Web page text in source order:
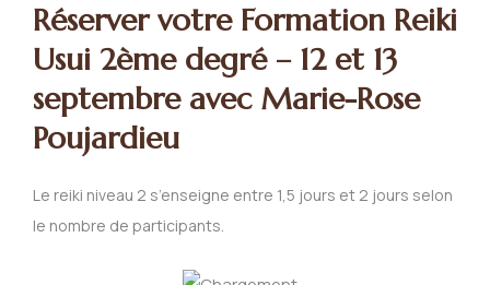
Réserver votre Formation Reiki
Usui 2ème degré – 12 et 13
septembre avec Marie-Rose
Poujardieu
Le reiki niveau 2 s’enseigne entre 1,5 jours et 2 jours selon
le nombre de participants.